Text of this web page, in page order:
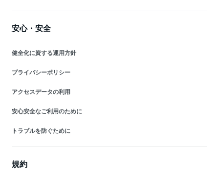
安心・安全
健全化に資する運用方針
プライバシーポリシー
アクセスデータの利用
安心安全なご利用のために
トラブルを防ぐために
規約